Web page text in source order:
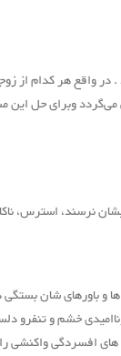
واقع هر کدام از
می‌گردد وبرای حل این
نرسند،
و باورهای شان
خشم و تنفرو
افسردگی واکنشی